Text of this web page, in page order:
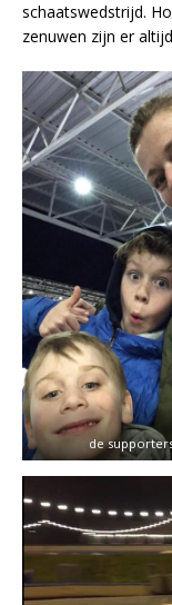
schaatswedstrijd.
zenuwen zijn er
de